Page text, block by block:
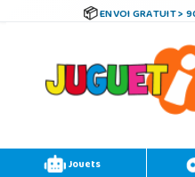
ENVOI GRATUIT >
Jouets